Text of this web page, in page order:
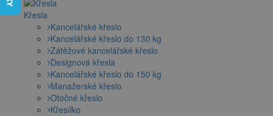
Křesla
Kancelářské křeslo
Kancelářské křeslo do 130 kg
Zátěžové kancelářské křeslo
Designová křesla
Kancelářské křeslo do 150 kg
Manažerské křeslo
Otočné křeslo
Křesílko